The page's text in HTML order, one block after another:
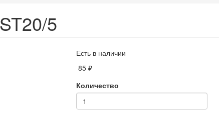
5
Есть в наличии
85 ₽
Количество